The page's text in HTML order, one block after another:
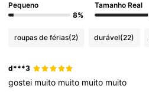
27K Seguidores
4,87 27K Seguidores
Pequeno
8%
Tamanho Real
roupas de férias(2) durável(22)
d***3
gostei muito muito muito muito